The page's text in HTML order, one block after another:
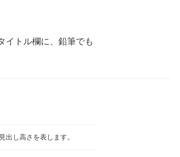
イトル欄に、鉛筆でも
出し高さを表します。